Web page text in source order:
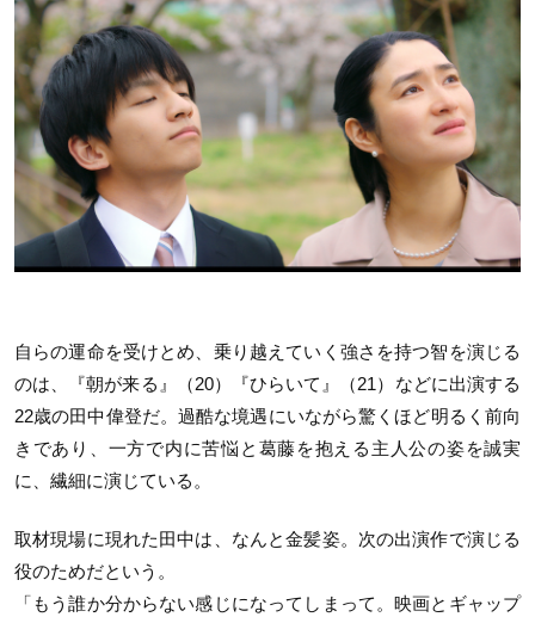
自らの運命を受けとめ、乗り越えていく強さを持つ智を演じる
のは、『朝が来る』（20）『ひらいて』（21）などに出演する
22歳の田中偉登だ。過酷な境遇にいながら驚くほど明るく前向
きであり、一方で内に苦悩と葛藤を抱える主人公の姿を誠実
に、繊細に演じている。
取材現場に現れた田中は、なんと金髪姿。次の出演作で演じる
役のためだという。
「もう誰か分からない感じになってしまって。映画とギャップ